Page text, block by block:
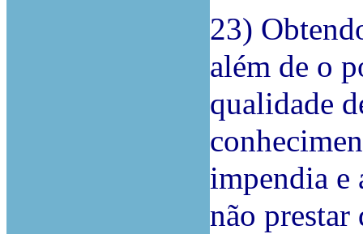
23)
além de o
qualidade
impendia e
não prestar